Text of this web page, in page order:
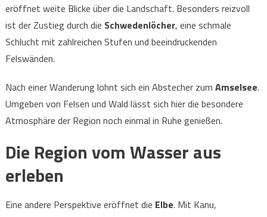
eröffnet weite Blicke über die Landschaft. Besonders reizvoll
ist der Zustieg durch die Schwedenlöcher, eine schmale
Schlucht mit zahlreichen Stufen und beeindruckenden
Felswänden.
Nach einer Wanderung lohnt sich ein Abstecher zum Amselsee.
Umgeben von Felsen und Wald lässt sich hier die besondere
Atmosphäre der Region noch einmal in Ruhe genießen.
Die Region vom Wasser aus
erleben
Eine andere Perspektive eröffnet die Elbe. Mit Kanu,